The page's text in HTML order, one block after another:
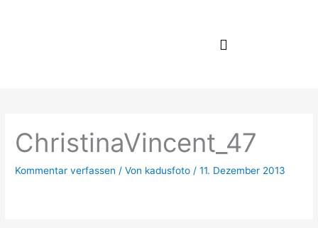
ChristinaVincent_47
Kommentar verfassen / Von kadusfoto /11. Dezember 2013